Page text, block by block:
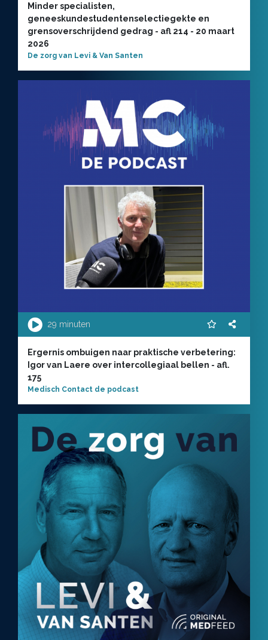
Minder specialisten,
geneeskundestudentenselectiegekte en
grensoverschrijdend gedrag - afl 214 - 20 maart
2026
De zorg van Levi & Van Santen
29 minuten
Ergernis ombuigen naar praktische verbetering:
Igor van Laere over intercollegiaal bellen - afl.
175
Medisch Contact de podcast